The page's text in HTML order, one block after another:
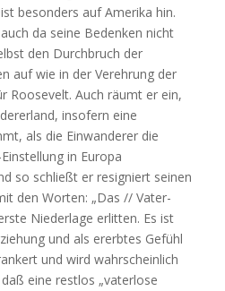
besonders auf Amerika hin.
da seine Bedenken nicht
den Durchbruch der
auf wie in der Verehrung der
Roosevelt. Auch räumt er ein,
insofern eine
als die Einwanderer die
in Europa
so schließt er resigniert seinen
den Worten: „Das // Vater-
Niederlage erlitten. Es ist
und als ererbtes Gefühl
und wird wahrscheinlich
eine restlos „vaterlose